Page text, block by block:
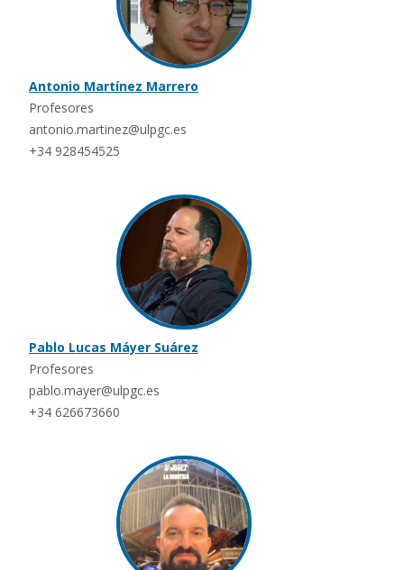
Antonio Martínez Marrero
Profesores
antonio.martinez@ulpgc.es
+34 928454525
Pablo Lucas Máyer Suárez
Profesores
pablo.mayer@ulpgc.es
+34 626673660